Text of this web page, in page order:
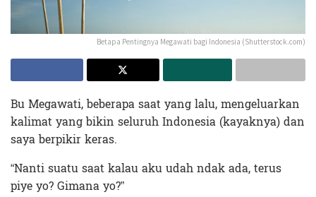
Betapa Pentingnya Megawati bagi Indonesia (Shutterstock.com)
Bu Megawati, beberapa saat yang lalu, mengeluarkan
kalimat yang bikin seluruh Indonesia (kayaknya) dan
saya berpikir keras.
“Nanti suatu saat kalau aku udah ndak ada, terus
piye yo? Gimana yo?”